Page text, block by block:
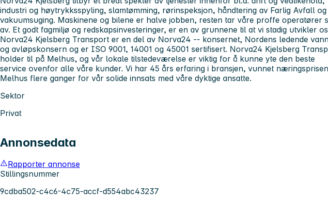
industri og høytrykksspyling, slamtømming, rørinspeksjon, håndtering av Farlig Avfall og
vakuumsuging. Maskinene og bilene er halve jobben, resten tar våre proffe operatører
av. Et godt fagmiljø og redskapsinvesteringer, er en av grunnene til at vi stadig utvikler
Norva24 Kjelsberg Transport er en del av Norva24 -- konsernet, Nordens ledende
og avløpskonsern og er ISO 9001, 14001 og 45001 sertifisert. Norva24 Kjelsberg
holder til på Melhus, og vår lokale tilstedeværelse er viktig for å kunne yte den beste
service ovenfor alle våre kunder. Vi har 45 års erfaring i bransjen, vunnet
Melhus flere ganger for vår solide innsats med våre dyktige ansatte.
Sektor
Privat
Annonsedata
Rapporter annonse
Stillingsnummer
9cdba502-c4c6-4c75-accf-d554abc43237